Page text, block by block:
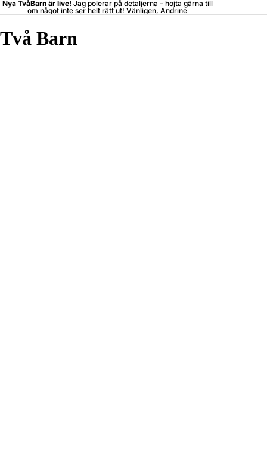
Nya TvåBarn är live! Jag polerar på detaljerna – hojta gärna till
om något inte ser helt rätt ut! Vänligen, Andrine
Två Barn